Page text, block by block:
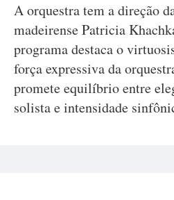
A orquestra tem a direção
madeirense Patricia
programa destaca o
força expressiva da
promete equilíbrio entre
solista e intensidade